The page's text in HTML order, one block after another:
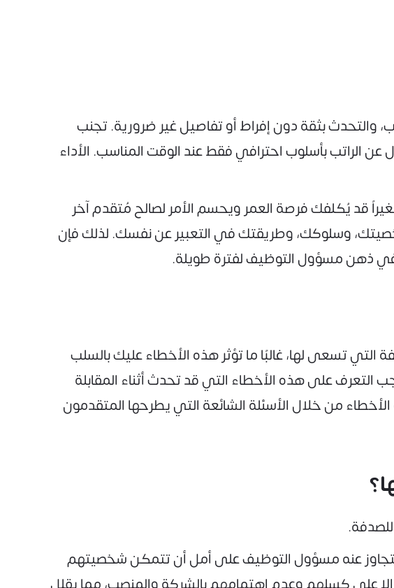
والتحدث بثقة دون إفراط أو تفاصيل غير ضرورية. تجنب
الراتب بأسلوب احترافي فقط عند الوقت المناسب. الأداء
قد يُكلفك فرصة العمر ويحسم الأمر لصالح مُتقدم آخر
وسلوكك، وطريقتك في التعبير عن نفسك. لذلك فإن
في ذهن مسؤول التوظيف لفترة طويلة.
تسعى لها، غالبًا ما تؤثر هذه الأخطاء عليك بالسلب
على هذه الأخطاء التي قد تحدث أثناء المقابلة
من خلال الأسئلة الشائعة التي يطرحها المتقدمون
عنه مسؤول التوظيف على أمل أن تتمكن شخصيتهم